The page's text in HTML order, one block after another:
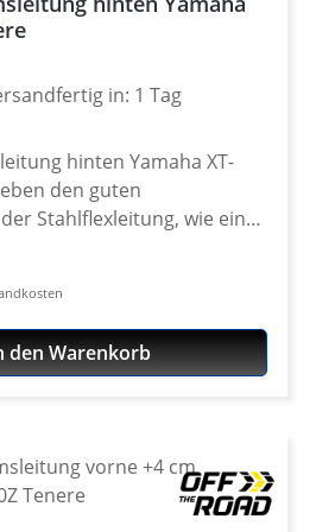
in: 1 Tag
hinten Yamaha XT-
Stahlflexleitung, wie ein
"ewig" haltbar und
bieten unsere
auch noch ein sehr
und extrem hohe
weshalb sie häufig im
TÜV erhältlich. Die Leitung
Neben der
ist die geringe
den Warenkorb